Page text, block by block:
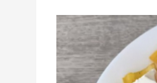
Классический греческий